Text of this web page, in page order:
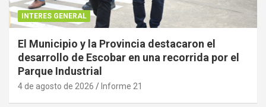
INTERES GENERAL
El Municipio y la Provincia destacaron el
desarrollo de Escobar en una recorrida por el
Parque Industrial
4 de agosto de 2026 Informe 21